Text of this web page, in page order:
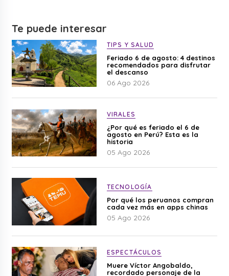
Te puede interesar
TIPS Y SALUD
Feriado 6 de agosto: 4 destinos
recomendados para disfrutar
el descanso
06 Ago 2026
VIRALES
¿Por qué es feriado el 6 de
agosto en Perú? Esta es la
historia
05 Ago 2026
TECNOLOGÍA
Por qué los peruanos compran
cada vez más en apps chinas
05 Ago 2026
ESPECTÁCULOS
Muere Víctor Angobaldo,
recordado personaje de la